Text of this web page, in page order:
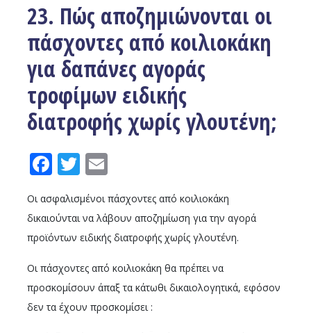
23. Πώς αποζημιώνονται οι
πάσχοντες από κοιλιοκάκη
για δαπάνες αγοράς
τροφίμων ειδικής
διατροφής χωρίς γλουτένη;
Facebook
Twitter
Οι ασφαλισμένοι πάσχοντες από κοιλιοκάκη
δικαιούνται να λάβουν αποζημίωση για την αγορά
προϊόντων ειδικής διατροφής χωρίς γλουτένη.
Οι πάσχοντες από κοιλιοκάκη θα πρέπει να
προσκομίσουν άπαξ τα κάτωθι δικαιολογητικά, εφόσον
δεν τα έχουν προσκομίσει :